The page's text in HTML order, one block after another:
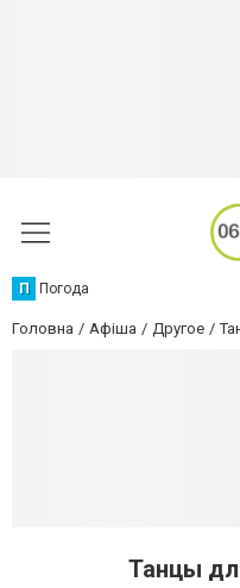
П Погода
Головна Афіша Другое
Танцы